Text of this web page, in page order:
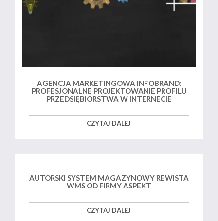
AGENCJA MARKETINGOWA INFOBRAND:
PROFESJONALNE PROJEKTOWANIE PROFILU
PRZEDSIĘBIORSTWA W INTERNECIE
CZYTAJ DALEJ
AUTORSKI SYSTEM MAGAZYNOWY REWISTA
WMS OD FIRMY ASPEKT
CZYTAJ DALEJ